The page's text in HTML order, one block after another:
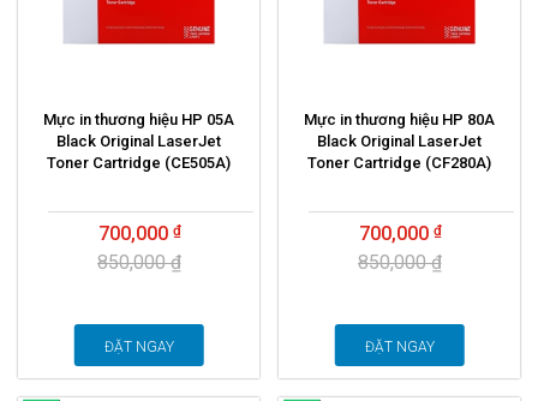
Mực in thương hiệu HP 05A
Black Original LaserJet
Toner Cartridge (CE505A)
700,000
850,000 ₫
ĐẶT NGAY
Mực in thương hiệu HP 80A
Black Original LaserJet
Toner Cartridge (CF280A)
700,000
850,000 ₫
ĐẶT NGAY